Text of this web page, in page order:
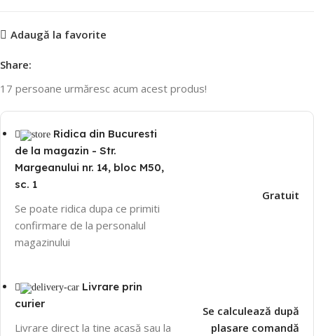
Adaugă la favorite
Share:
17 persoane urmăresc acum acest produs!
Ridica din Bucuresti
de la magazin - Str.
Margeanului nr. 14, bloc M50,
sc. 1
Se poate ridica dupa ce primiti
confirmare de la personalul
magazinului
Gratuit
Livrare prin
curier
Livrare direct la tine acasă sau la
Se calculează după
plasare comandă